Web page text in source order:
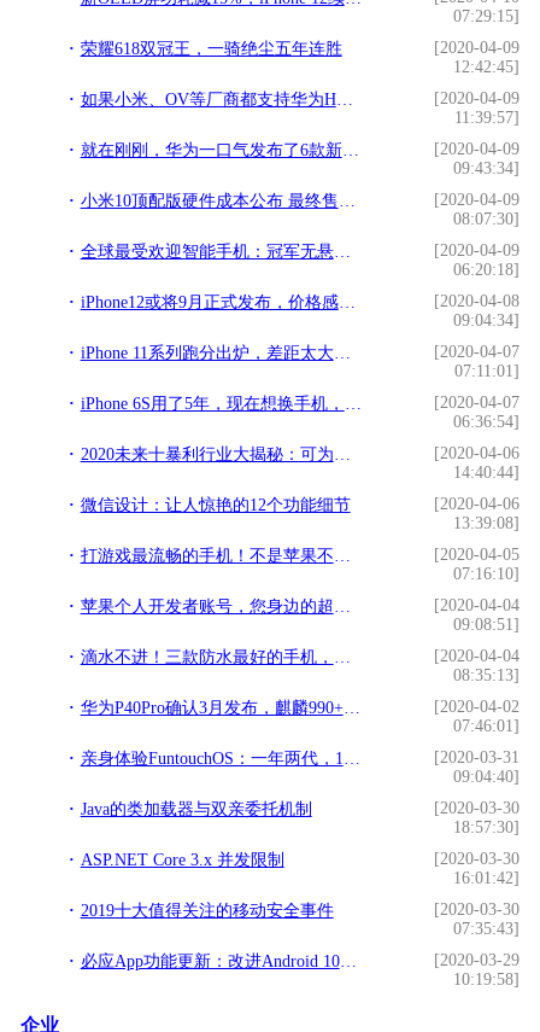
07:29:15]
荣耀618双冠王，一骑绝尘五年连胜
[2020-04-09
12:42:45]
如果小米、OV等厂商都支持华为HMS，那HMS将能和GMS分庭抗礼
[2020-04-09
11:39:57]
就在刚刚，华为一口气发布了6款新品，正式和谷歌说再见
[2020-04-09
09:43:34]
小米10顶配版硬件成本公布 最终售价4699元还真不算贵
[2020-04-09
08:07:30]
全球最受欢迎智能手机：冠军无悬念，国产仅小米一款机型入围
[2020-04-09
06:20:18]
iPhone12或将9月正式发布，价格感人，这才是苹果的真正水平
[2020-04-08
09:04:34]
iPhone 11系列跑分出炉，差距太大，安卓仍需努力
[2020-04-07
07:11:01]
iPhone 6S用了5年，现在想换手机，又很纠结苹果没5G手机？
[2020-04-07
06:36:54]
2020未来十暴利行业大揭秘：可为啥还有垃圾分类跟5G短视频？
[2020-04-06
14:40:44]
微信设计：让人惊艳的12个功能细节
[2020-04-06
13:39:08]
打游戏最流畅的手机！不是苹果不是华为，是均价两千的国产品牌
[2020-04-05
07:16:10]
苹果个人开发者账号，您身边的超级签名
[2020-04-04
09:08:51]
滴水不进！三款防水最好的手机，你有在用吗？
[2020-04-04
08:35:13]
华为P40Pro确认3月发布，麒麟990+超级光变+大电池，价格更感人
[2020-04-02
07:46:01]
亲身体验FuntouchOS：一年两代，14项新功能持续提升趣味性（上）
[2020-03-31
09:04:40]
Java的类加载器与双亲委托机制
[2020-03-30
18:57:30]
ASP.NET Core 3.x 并发限制
[2020-03-30
16:01:42]
2019十大值得关注的移动安全事件
[2020-03-30
07:35:43]
必应App功能更新：改进Android 10的黑暗模式支持
[2020-03-29
10:19:58]
企业